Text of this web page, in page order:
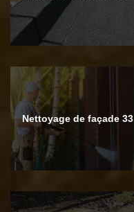
Nettoyage de façade 33